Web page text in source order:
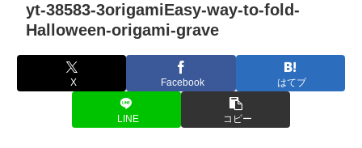
yt-38583-3origamiEasy-way-to-fold-
Halloween-origami-grave
X Facebook はてブ
LINE コピー